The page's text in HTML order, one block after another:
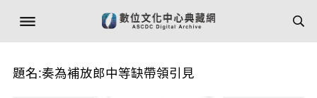
題名:奏為補放郎中等缺帶領引見